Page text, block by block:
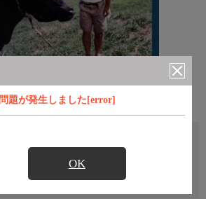
題が発生しました[error]
OK
直近の放送予定はありません